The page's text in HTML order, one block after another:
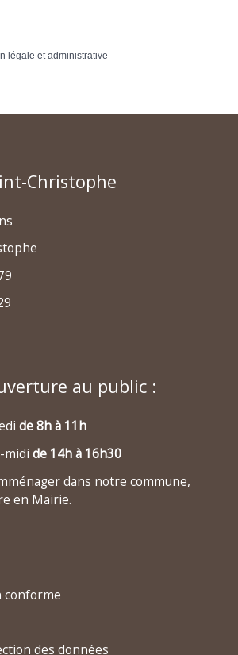
légale et administrative
Christophe
au public :
de 8h à 11h
midi de 14h à 16h30
dans notre commune,
en Mairie.
conforme
des données